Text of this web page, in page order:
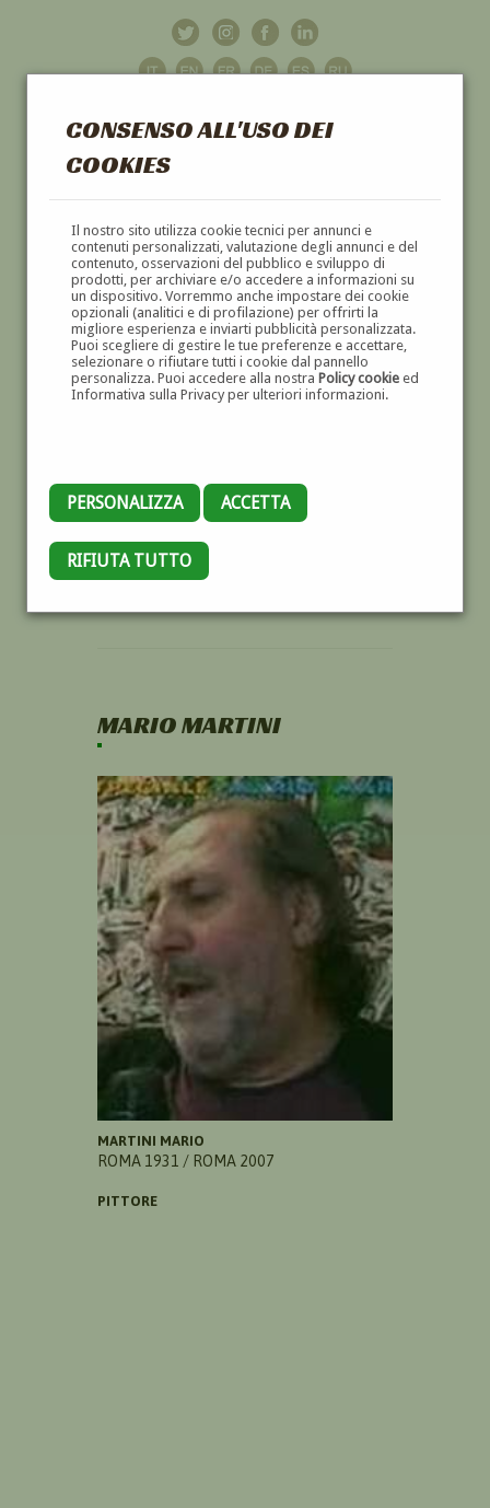
CONSENSO ALL'USO DEI
COOKIES
Il nostro sito utilizza cookie tecnici per annunci e
contenuti personalizzati, valutazione degli annunci e del
contenuto, osservazioni del pubblico e sviluppo di
prodotti, per archiviare e/o accedere a informazioni su
un dispositivo. Vorremmo anche impostare dei cookie
opzionali (analitici e di profilazione) per offrirti la
migliore esperienza e inviarti pubblicità personalizzata.
Puoi scegliere di gestire le tue preferenze e accettare,
selezionare o rifiutare tutti i cookie dal pannello
personalizza. Puoi accedere alla nostra Policy cookieed
Informativa sulla Privacy per ulteriori informazioni.
PERSONALIZZA ACCETTA
RIFIUTA TUTTO
GALLERIAD'ARTE
DIPINTI E SCULTURE '800 E '900
MARIO MARTINI
MARTINI MARIO
ROMA 1931 / ROMA 2007
PITTORE